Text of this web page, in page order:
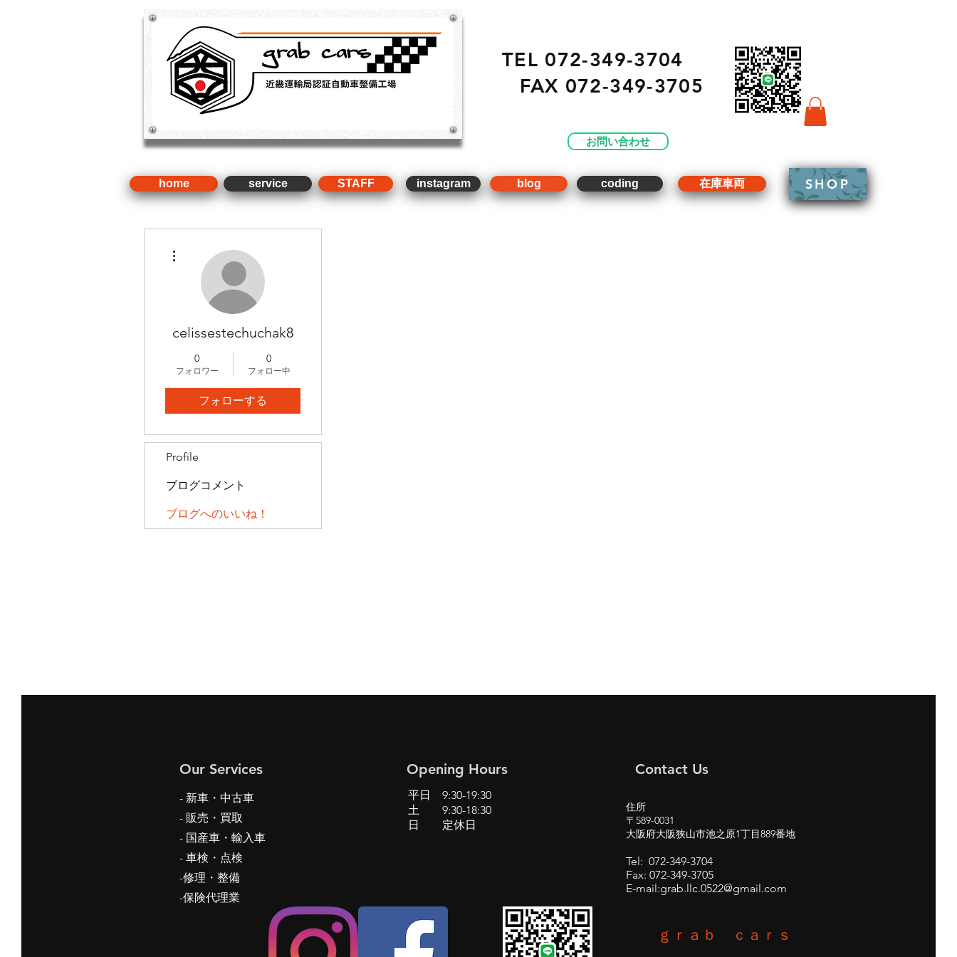
​新車・中古車・国産車・輸入車・ 販売 ・ 買取 ・車点
TEL 072-349-3704
FAX 072-349-3705
お問い合わせ
home service STAFF instagram blog coding 在庫車両 SHOP
celissestechuchak8
0
フォロワー
0
フォロー中
フォローする
Profile
ブログコメント
ブログへのいいね！
Our Services Opening Hours
- 新車・中古車
- 販売・買取
- 国産車・輸入車
- 車検・点検
-修理・整備
-保険代理業
平日 9:30-19:30
土 9:30-18:30
日 定休日
Contact Us
住所
〒589-0031
大阪府大阪狭山市池之原1丁目889番地
Tel: 072-349-3704
Fax: 072-349-3705
E-mail:grab.llc.0522@gmail.com
ｇｒａｂ ｃａｒｓ